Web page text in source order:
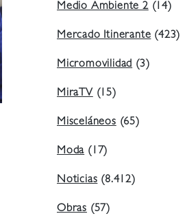
Medio Ambiente 2(14)
Mercado Itinerante(423)
Micromovilidad(3)
MiraTV(15)
Misceláneos(65)
Moda(17)
Noticias(8.412)
Obras (57)